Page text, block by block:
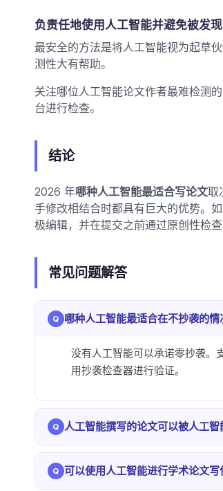
负责任地使用人工智能并避免被发现
最安全的方法是将人工智能视为起草
测性大有帮助。
关注哪位人工智能论文作者最难检测
台进行检查。
结论
2026 年哪种人工智能最适合写论文取
手修改相结合时都具有巨大的优势。
极编辑，并在提交之前通过原创性检查
常见问题解答
哪种人工智能最适合在不抄袭的情
没有人工智能可以承诺零抄袭。
用抄袭检查器进行验证。
人工智能撰写的论文可以被人工智
是的。未经编辑的 AI 文本通常
可以使用人工智能进行学术论文写